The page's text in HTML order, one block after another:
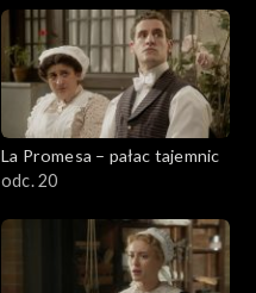
La Promesa – pałac tajemnic
odc. 20